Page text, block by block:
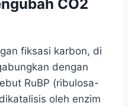
CO2
fiksasi karbon, di
dengan
RuBP (ribulosa-
oleh enzim